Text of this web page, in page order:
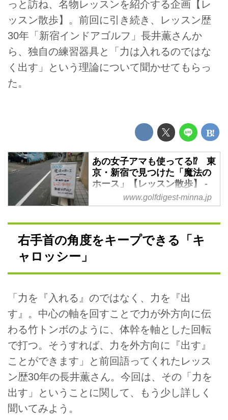
っと訪ね、名物レッスンを紹介する企画【レ
ッスン散歩】。前回に引き続き、レッスン歴
30年「新宿インドアゴルフ」長井薫さんか
ら、独自の練習器具と「力は入れるのではな
く出す」という理論について聞かせてもらっ
た。
あの女子アマも使ってる⁉︎ 東
京・新宿で見つけた「魔法の
ホース」【レッスン散歩】 -
みんなのゴルフダイジェスト
ィングは千差万別。上手くなりた
いけど、どこに習いに行ったらい
いのかわからない。なんかレッス
ンを紹介する【レッスン散歩】が
スタート。
www.golfdigest-minna.jp
右手首の角度をキープできる「キ
ャロッシー」
「力を『入れる』のではなく、力を『出
す』。中心の軸を回すことで力が外方向に伝
わる竹トンボのように、体幹を軸とした回転
で打つ。そうすれば、力を外方向に『出す』
ことができます」と前回語ってくれたレッス
ン歴30年の長井薫さん。今回は、その「力を
出す」ということに関して、もう少し詳しく
聞いてみよう。